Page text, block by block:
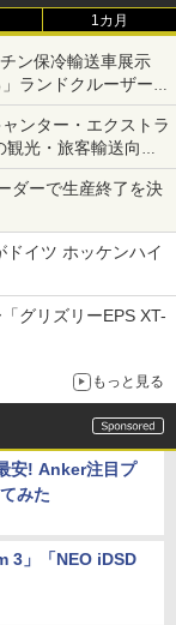
1カ月
ン保冷輸送車展示
ランドクルーザーで
ンター・エクストラ
光・旅客輸送向け
ダーで生産終了を決
イツ ホッケンハイ
グリズリーEPS XT-
もっと見る
安! Anker注目プ
みた
3」「NEO iDSD